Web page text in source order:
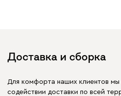
Доставка и сборка
Для комфорта наших клиентов
содействии доставки по всей